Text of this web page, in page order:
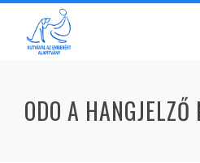
ODO A HANGJELZŐ